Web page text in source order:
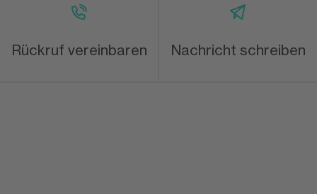
Rückruf vereinbaren Nachricht schreiben